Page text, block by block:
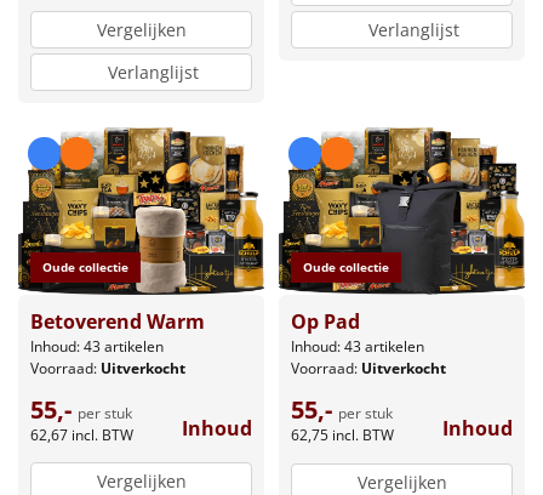
Vergelijken
Verlanglijst
Verlanglijst
Oude collectie
Betoverend Warm
Inhoud: 43 artikelen
Voorraad: Uitverkocht
55,- per stuk
62,67 incl. BTW Inhoud
Vergelijken
Oude collectie
Op Pad
Inhoud: 43 artikelen
Voorraad: Uitverkocht
55,- per stuk
62,75 incl. BTW Inhoud
Vergelijken